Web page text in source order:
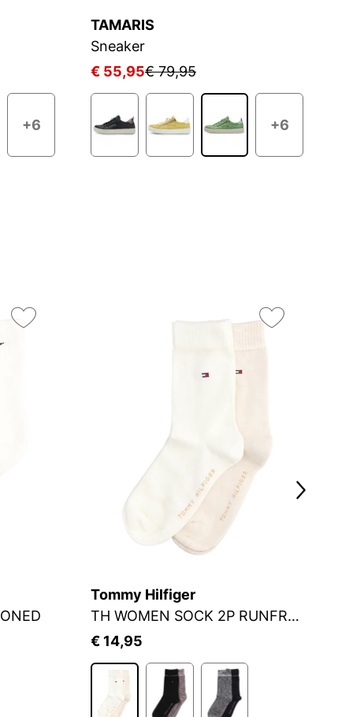
+6
TAMARIS
Sneaker
€ 55,95€ 79,95
+6
Tommy Hilfiger
TH WOMEN SOCK 2P RUNFREE
€ 14,95